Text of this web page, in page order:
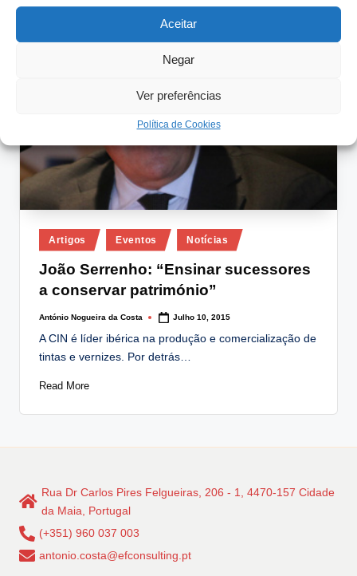
Aceitar
Negar
Ver preferências
Política de Cookies
i
Posted
in
Artigos Eventos Notícias
João Serrenho: “Ensinar sucessores
a conservar património”
Posted
António Nogueira da Costa Julho 10, 2015
A CIN é líder ibérica na produção e comercialização de
tintas e vernizes. Por detrás…
Read More
Rua Dr Carlos Pires Felgueiras, 206 - 1, 4470-157 Cidade
da Maia, Portugal
(+351) 960 037 003
antonio.costa@efconsulting.pt